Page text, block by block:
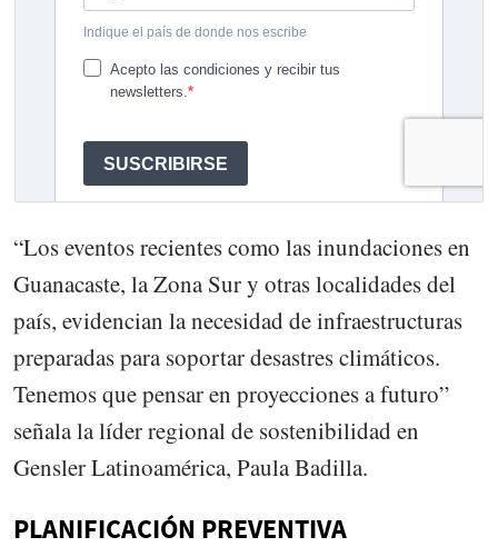
“Los eventos recientes como las inundaciones en
Guanacaste, la Zona Sur y otras localidades del
país, evidencian la necesidad de infraestructuras
preparadas para soportar desastres climáticos.
Tenemos que pensar en proyecciones a futuro”
señala la líder regional de sostenibilidad en
Gensler Latinoamérica, Paula Badilla.
PLANIFICACIÓN PREVENTIVA